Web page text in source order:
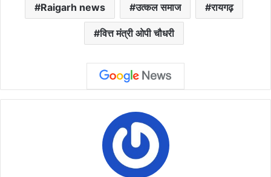
Raigarh news उत्कल समाज रायगढ़
वित्त मंत्री ओपी चौधरी